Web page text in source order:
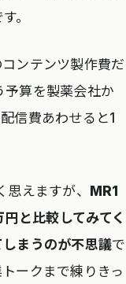
。
ンテンツ製作費だ
予算を製薬会社か
信費あわせると1
えますが、
MR1
と比較してみてく
まうのが不思議で
ークまで練りきっ